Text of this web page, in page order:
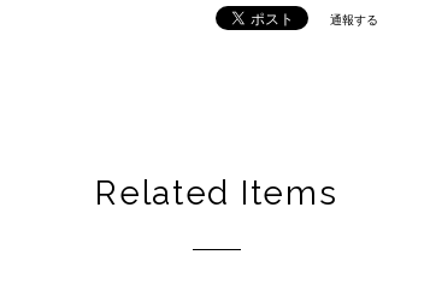
通報する
Related Items